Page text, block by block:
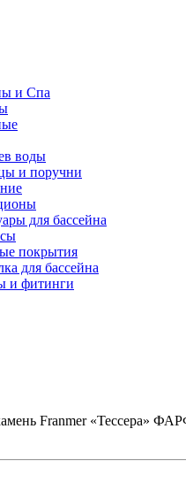
и Спа
воды
и поручни
для бассейна
покрытия
для бассейна
и фитинги
Franmer «Тессера»